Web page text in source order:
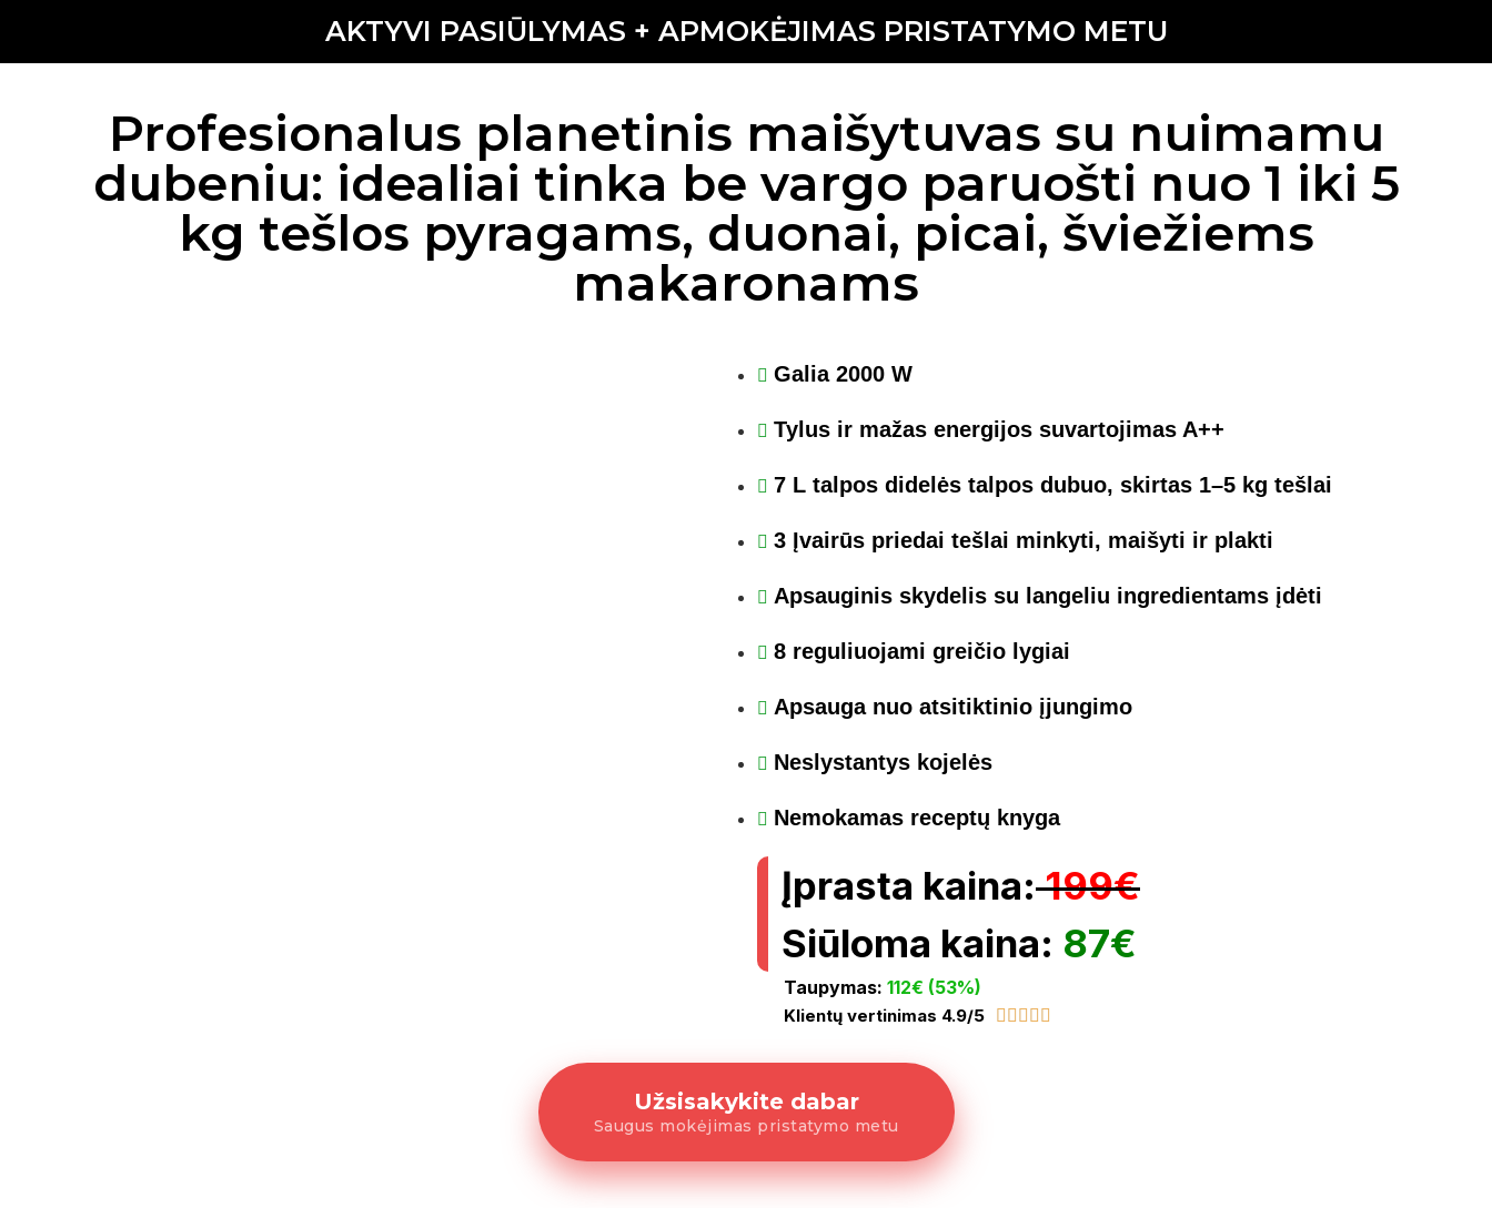
AKTYVI PASIŪLYMAS + APMOKĖJIMAS PRISTATYMO METU
Profesionalus planetinis maišytuvas su nuimamu
dubeniu: idealiai tinka be vargo paruošti nuo 1 iki 5
kg tešlos pyragams, duonai, picai, šviežiems
makaronams
Galia 2000 W
Tylus ir mažas energijos suvartojimas A++
7 L talpos didelės talpos dubuo, skirtas 1–5 kg tešlai
3 Įvairūs priedai tešlai minkyti, maišyti ir plakti
Apsauginis skydelis su langeliu ingredientams įdėti
8 reguliuojami greičio lygiai
Apsauga nuo atsitiktinio įjungimo
Neslystantys kojelės
Nemokamas receptų knyga
Įprasta kaina:199€
Siūloma kaina: 87€
Taupymas: 112€ (53%)
Klientų vertinimas 4.9/5     
Užsisakykite dabar
Saugus mokėjimas pristatymo metu